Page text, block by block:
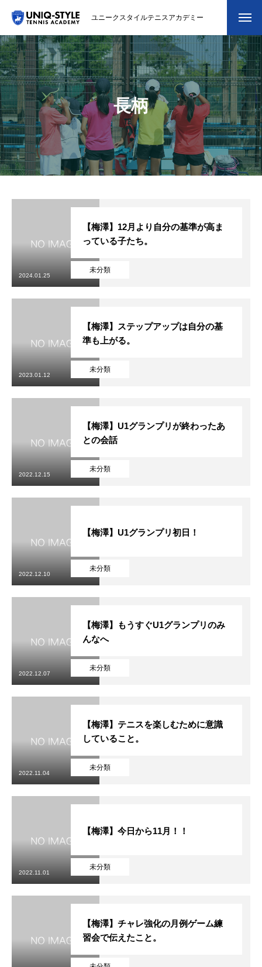
ユニークスタイルテニスアカデミー
初めての方
システム・クラス・料金
スクール紹介・コーチ紹介
大会・イベント
ブログ
会員専用ページ
システム・クラス・料金
長柄
未分類
【梅澤】12月より自分の基準が高ま
っている子たち。
2024.01.25
未分類
【梅澤】ステップアップは自分の基
準も上がる。
2023.01.12
未分類
【梅澤】U1グランプリが終わったあ
との会話
2022.12.15
未分類
【梅澤】U1グランプリ初日！
2022.12.10
未分類
【梅澤】もうすぐU1グランプリのみ
んなへ
2022.12.07
未分類
【梅澤】テニスを楽しむために意識
していること。
2022.11.04
未分類
【梅澤】今日から11月！！
2022.11.01
【梅澤】チャレ強化の月例ゲーム練
習会で伝えたこと。